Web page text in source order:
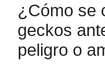
¿Cómo se
geckos
peligro o